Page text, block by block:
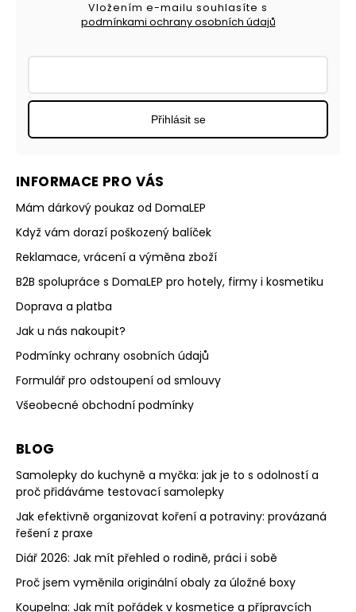
INFORMACE PRO VÁS
Mám dárkový poukaz od DomaLEP
Když vám dorazí poškozený balíček
Reklamace, vrácení a výměna zboží
B2B spolupráce s DomaLEP pro hotely, firmy i kosmetiku
Doprava a platba
Jak u nás nakoupit?
Podmínky ochrany osobních údajů
Formulář pro odstoupení od smlouvy
Všeobecné obchodní podmínky
BLOG
Samolepky do kuchyně a myčka: jak je to s odolností a
proč přidáváme testovací samolepky
Jak efektivně organizovat koření a potraviny: provázaná
řešení z praxe
Diář 2026: Jak mít přehled o rodině, práci i sobě
Proč jsem vyměnila originální obaly za úložné boxy
Koupelna: Jak mít pořádek v kosmetice a přípravcích
Vložením e-mailu souhlasíte s
podmínkami ochrany osobních údajů
Přihlásit se